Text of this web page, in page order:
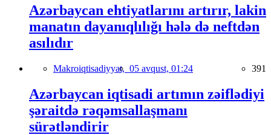
Azərbaycan ehtiyatlarını artırır, lakin
manatın dayanıqlılığı hələ də neftdən
asılıdır
Makroiqtisadiyyat, 05 avqust, 01:24 391
Azərbaycan iqtisadi artımın zəiflədiyi
şəraitdə rəqəmsallaşmanı
sürətləndirir